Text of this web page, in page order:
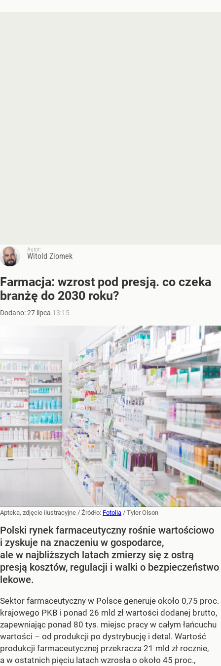
Autor:
Witold Ziomek
Farmacja: wzrost pod presją. co czeka
branżę do 2030 roku?
Dodano:27 lipca 13:15
Apteka, zdjęcie ilustracyjne / Źródło: Fotolia / Tyler Olson
Polski rynek farmaceutyczny rośnie wartościowo
i zyskuje na znaczeniu w gospodarce,
ale w najbliższych latach zmierzy się z ostrą
presją kosztów, regulacji i walki o bezpieczeństwo
lekowe.
Sektor farmaceutyczny w Polsce generuje około 0,75 proc.
krajowego PKB i ponad 26 mld zł wartości dodanej brutto,
zapewniając ponad 80 tys. miejsc pracy w całym łańcuchu
wartości – od produkcji po dystrybucję i detal. Wartość
produkcji farmaceutycznej przekracza 21 mld zł rocznie,
a w ostatnich pięciu latach wzrosła o około 45 proc.,